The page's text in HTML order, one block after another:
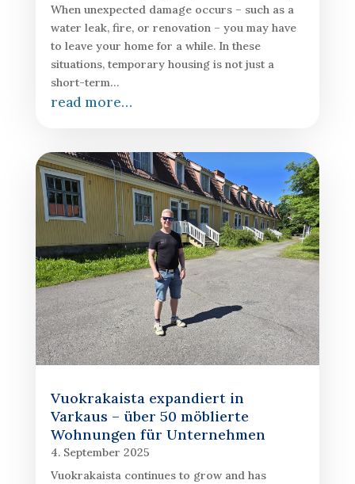
When unexpected damage occurs – such as a
water leak, fire, or renovation – you may have
to leave your home for a while. In these
situations, temporary housing is not just a
short-term…
read more…
Vuokrakaista expandiert in
Varkaus – über 50 möblierte
Wohnungen für Unternehmen
4. September 2025
Vuokrakaista continues to grow and has